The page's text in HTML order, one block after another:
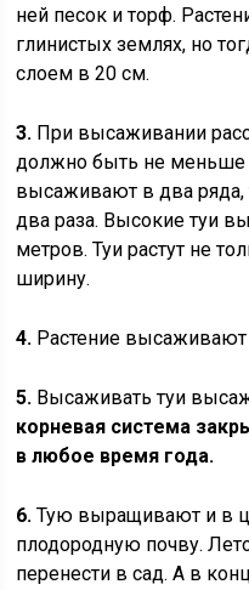
ней песок и торф.
глинистых землях, но
слоем в 20 см.
3. При высаживании
должно быть не меньше
высаживают в два ряда,
два раза. Высокие туи
метров. Туи растут не
ширину.
4. Растение высаживают
5. Высаживать туи
корневая система
в любое время года.
6. Тую выращивают и в
плодородную почву.
перенести в сад. А в